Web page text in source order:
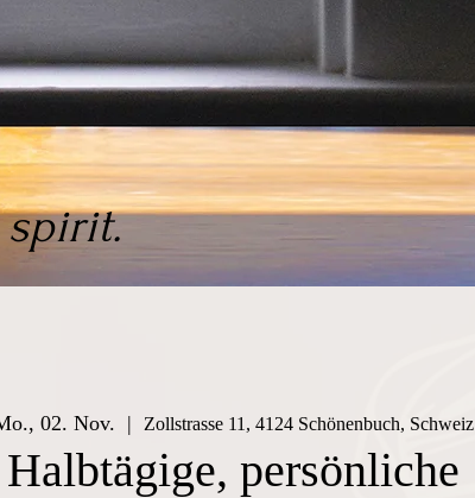
02. Nov.
  |
Zollstrasse 11, 4124 Schönenbuch, Schweiz
Halbtägige, persönliche